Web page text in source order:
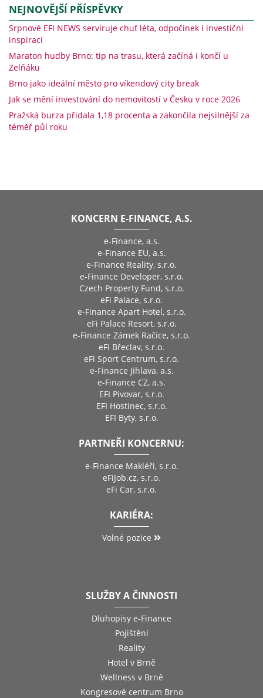
NEJNOVĚJŠÍ PŘÍSPĚVKY
Srpnové EFI NEWS servíruje chuť léta, odpočinek i investiční
inspiraci
Maraton hudby Brno: tip na trasu, která začíná i končí u
Zelňáku
Brno jako ideální město pro víkendový city break
Jak se mění investování do nemovitostí v Česku v roce 2026
Pražská burza přidala 1,18 procenta a zakončila nejsilnější za
téměř půl roku
KONCERN E-FINANCE, A.S.
e-Finance, a.s.
e-Finance EU, a.s.
e-Finance Reality, s.r.o.
e-Finance Developer, s.r.o.
Czech Property Fund, s.r.o.
eFi Palace, s.r.o.
e-Finance Apart Hotel, s.r.o.
eFi Palace Resort, s.r.o.
e-Finance Zámek Račice, s.r.o.
eFi Břeclav, s.r.o.
eFi Sport Centrum, s.r.o.
e-Finance Jihlava, a.s.
e-Finance CZ, a.s.
EFI Pivovar, s.r.o.
EFI Hostinec, s.r.o.
EFI Byty, s.r.o.
PARTNEŘI KONCERNU:
e-Finance Makléři, s.r.o.
eFiJob.cz, s.r.o.
eFi Car, s.r.o.
KARIÉRA:
Volné pozice
SLUŽBY A ČINNOSTI
Dluhopisy e-Finance
Pojištění
Reality
Hotel v Brně
Wellness v Brně
Kongresové centrum Brno